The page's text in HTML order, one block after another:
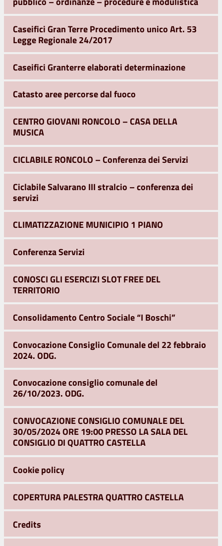
Caseifici Gran Terre Procedimento unico Art. 53
Legge Regionale 24/2017
Caseifici Granterre elaborati determinazione
Catasto aree percorse dal fuoco
CENTRO GIOVANI RONCOLO – CASA DELLA
MUSICA
CICLABILE RONCOLO – Conferenza dei Servizi
Ciclabile Salvarano III stralcio – conferenza dei
servizi
CLIMATIZZAZIONE MUNICIPIO 1 PIANO
Conferenza Servizi
CONOSCI GLI ESERCIZI SLOT FREE DEL
TERRITORIO
Consolidamento Centro Sociale “I Boschi”
Convocazione Consiglio Comunale del 22 febbraio
2024. ODG.
Convocazione consiglio comunale del
26/10/2023. ODG.
CONVOCAZIONE CONSIGLIO COMUNALE DEL
30/05/2024 ORE 19:00 PRESSO LA SALA DEL
CONSIGLIO DI QUATTRO CASTELLA
Cookie policy
COPERTURA PALESTRA QUATTRO CASTELLA
Credits